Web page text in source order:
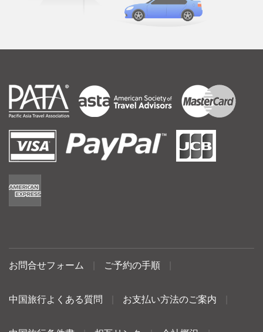
お問合せフォーム ご予約の手順
中国旅行よくある質問 お支払い方法のご案内